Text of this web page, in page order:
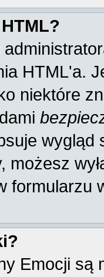
HTML'a.
niektóre
wygląd
możesz
formularzu
Emocji są